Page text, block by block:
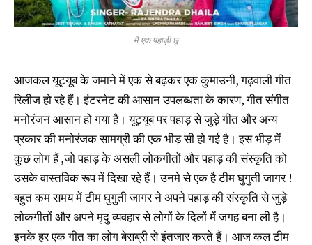
मै एक पहाड़ी छू
आजकल यूट्यूब के जमाने में एक से बढ़कर एक कुमाउनी, गढ़वाली गीत
रिलीज हो रहे हैं। इंटरनेट की आसान उपलब्धता के कारण, गीत संगीत
मनोरंजन आसान हो गया है। यूट्यूब पर पहाड़ से जुड़े गीत और अन्य
प्रकार की मनोरंजक सामग्री की एक भीड़ सी हो गई है। इस भीड़ में
कुछ लोग हैं ,जो पहाड़ के असली लोकगीतों और पहाड़ की संस्कृति को
उसके वास्तविक रूप में दिखा रहे हैं। उनमे से एक है टीम घुगुती जागर !
बहुत कम समय में टीम घुगुती जागर ने अपने पहाड़ की संस्कृति से जुड़े
लोकगीतों और अपने मृदु व्यवहार से लोगों के दिलों में जगह बना ली है।
इनके हर एक गीत का लोग बेसब्री से इंतजार करते हैं। आज कल टीम